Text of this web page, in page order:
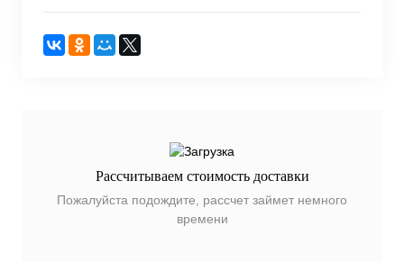
Рассчитываем стоимость доставки
Пожалуйста подождите, рассчет займет немного
времени